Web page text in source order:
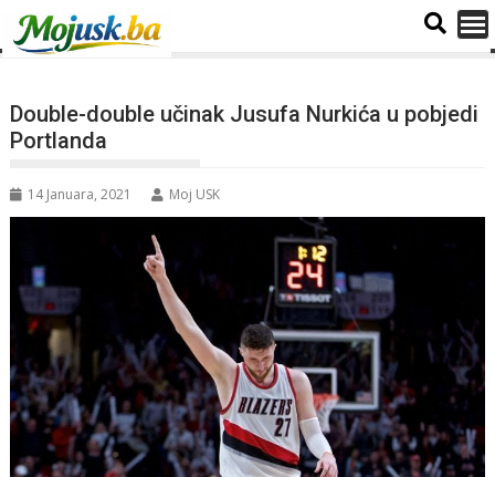
Double-double učinak Jusufa Nurkića u pobjedi
Portlanda
14 Januara, 2021 Moj USK